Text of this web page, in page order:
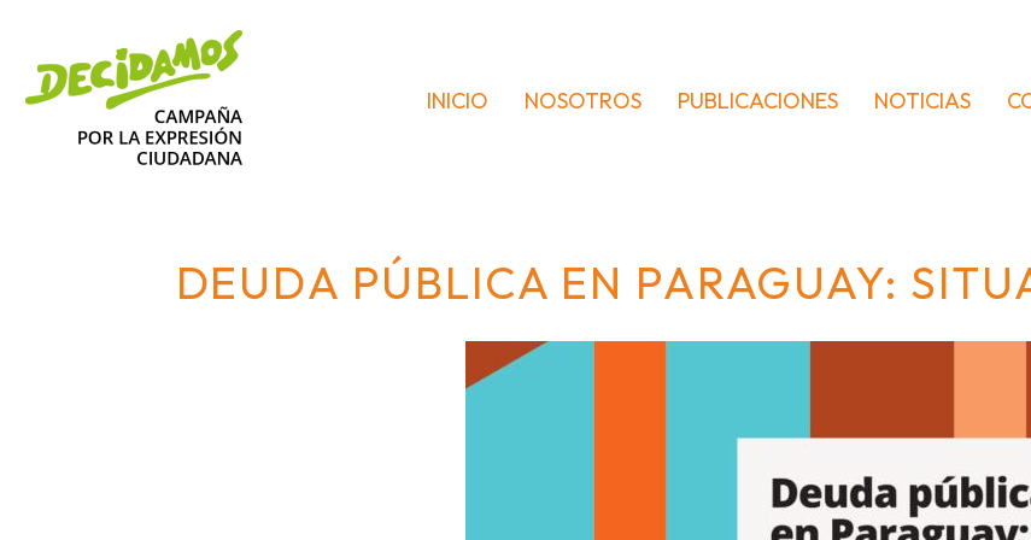
INICIO NOSOTROS PUBLICACIONES NOTICIAS
DEUDA PÚBLICA EN PARAGUAY: